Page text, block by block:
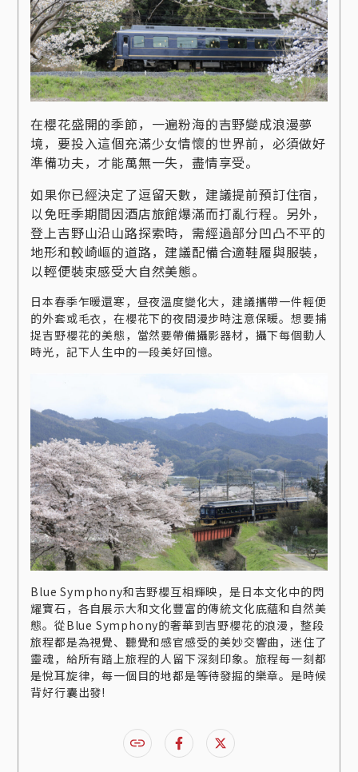
在櫻花盛開的季節，一遍粉海的吉野變成浪漫夢
境，要投入這個充滿少女情懷的世界前，必須做好
準備功夫，才能萬無一失，盡情享受。
如果你已經決定了逗留天數，建議提前預訂住宿，
以免旺季期間因酒店旅館爆滿而打亂行程。另外，
登上吉野山沿山路探索時，需經過部分凹凸不平的
地形和較崎嶇的道路，建議配備合適鞋履與服裝，
以輕便裝束感受大自然美態。
日本春季乍暖還寒，昼夜溫度變化大，建議攜帶一件輕便
的外套或毛衣，在櫻花下的夜間漫步時注意保暖。想要捕
捉吉野櫻花的美態，當然要帶備攝影器材，攝下每個動人
時光，記下人生中的一段美好回憶。
Blue Symphony和吉野櫻互相輝映，是日本文化中的閃
耀寶石，各自展示大和文化豐富的傳統文化底蘊和自然美
態。從Blue Symphony的奢華到吉野櫻花的浪漫，整段
旅程都是為視覺、聽覺和感官感受的美妙交響曲，迷住了
靈魂，給所有踏上旅程的人留下深刻印象。旅程每一刻都
是悅耳旋律，每一個目的地都是等待發掘的樂章。是時候
背好行囊出發!